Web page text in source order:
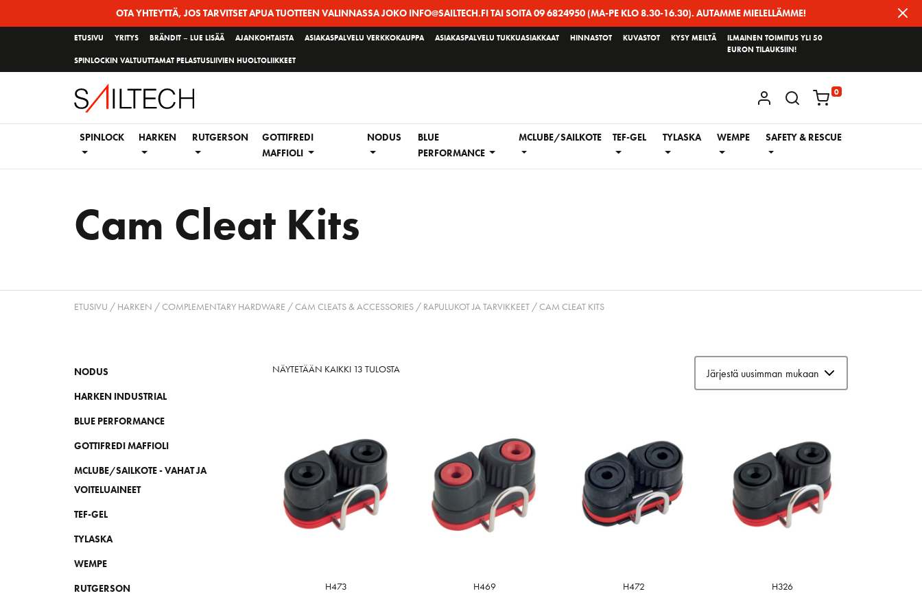
OTA YHTEYTTÄ, JOS TARVITSET APUA TUOTTEEN VALINNASSA JOKO INFO@SAILTECH.FI TAI SOITA 09 6824950 (MA-PE KLO 8.30-16.30). AUTAMME MIELELLÄMME!
ETUSIVU YRITYS BRÄNDIT – LUE LISÄÄ AJANKOHTAISTA ASIAKASPALVELU VERKKOKAUPPA ASIAKASPALVELU TUKKUASIAKKAAT HINNASTOT KUVASTOT KYSY MEILTÄ
SPINLOCKIN VALTUUTTAMAT PELASTUSLIIVIEN HUOLTOLIIKKEET
ILMAINEN TOIMITUS YLI 50
EURON TILAUKSIIN!
KIRJAUDU / REKISTERÖIDY
0
SPINLOCK HARKEN RUTGERSON
GOTTIFREDI
MAFFIOLI
NODUS
BLUE
PERFORMANCE
MCLUBE/SAILKOTE TEF-GEL TYLASKA WEMPE SAFETY & RESCUE
Cam Cleat Kits
ETUSIVU / HARKEN /COMPLEMENTARY HARDWARE /CAM CLEATS & ACCESSORIES / RAPULUKOT JA TARVIKKEET/ CAM CLEAT KITS
NODUS
HARKEN INDUSTRIAL
BLUE PERFORMANCE
GOTTIFREDI MAFFIOLI
MCLUBE/SAILKOTE - VAHAT JA
VOITELUAINEET
TEF-GEL
TYLASKA
WEMPE
RUTGERSON
NÄYTETÄÄN KAIKKI 13 TULOSTA
H473 H469 H472 H326